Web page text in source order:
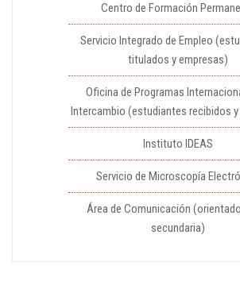
Centro de Formación
Servicio Integrado de Empleo
titulados y empresas)
Oficina de Programas
Intercambio (estudiantes recibidos
Instituto IDEAS
Servicio de Microscopía
Área de Comunicación
secundaria)